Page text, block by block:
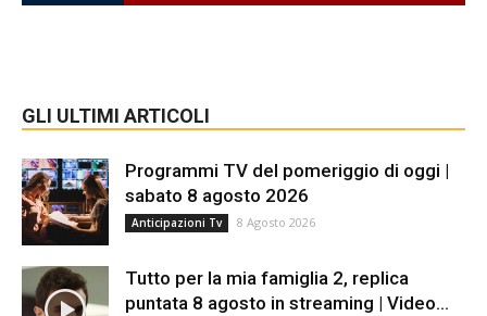
GLI ULTIMI ARTICOLI
Programmi TV del pomeriggio di oggi |
sabato 8 agosto 2026
Anticipazioni Tv 8 Agosto 2026
Tutto per la mia famiglia 2, replica
puntata 8 agosto in streaming | Video...